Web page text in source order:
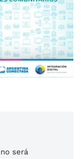
será